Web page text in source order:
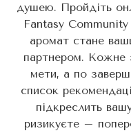
душею. Пройдіть
Fantasy Community
аромат стане
партнером. Кожне
мети, а по
список
підкреслить
ризикуєте –